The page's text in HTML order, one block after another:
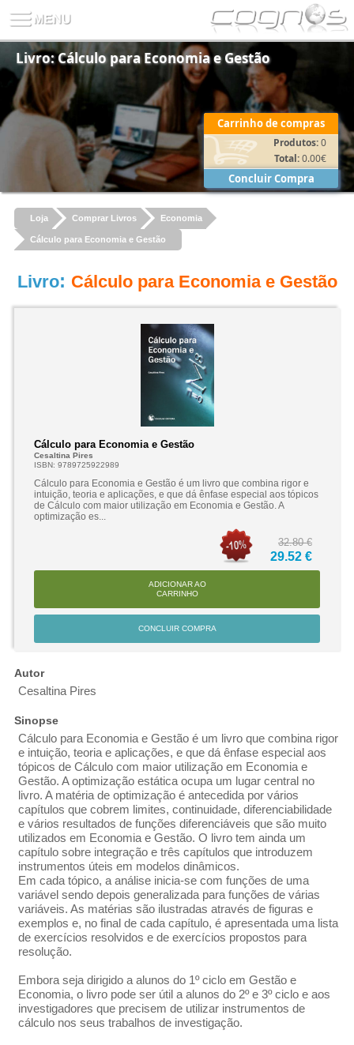
Carrinho de compras
Produtos:0
Total:0.00€
Concluir Compra
Livro: Cálculo para Economia e Gestão
Loja Comprar Livros Economia
Cálculo para Economia e Gestão
Livro: Cálculo para Economia e Gestão
Cálculo para Economia e Gestão
Cesaltina Pires
ISBN: 9789725922989
Cálculo para Economia e Gestão é um livro que combina rigor e
intuição, teoria e aplicações, e que dá ênfase especial aos tópicos
de Cálculo com maior utilização em Economia e Gestão. A
optimização es...
32.80 €
29.52 €
ADICIONAR AO
CARRINHO
CONCLUIR COMPRA
Autor
Cesaltina Pires
Sinopse
Cálculo para Economia e Gestão é um livro que combina rigor
e intuição, teoria e aplicações, e que dá ênfase especial aos
tópicos de Cálculo com maior utilização em Economia e
Gestão. A optimização estática ocupa um lugar central no
livro. A matéria de optimização é antecedida por vários
capítulos que cobrem limites, continuidade, diferenciabilidade
e vários resultados de funções diferenciáveis que são muito
utilizados em Economia e Gestão. O livro tem ainda um
capítulo sobre integração e três capítulos que introduzem
instrumentos úteis em modelos dinâmicos.
Em cada tópico, a análise inicia-se com funções de uma
variável sendo depois generalizada para funções de várias
variáveis. As matérias são ilustradas através de figuras e
exemplos e, no final de cada capítulo, é apresentada uma lista
de exercícios resolvidos e de exercícios propostos para
resolução.
Embora seja dirigido a alunos do 1º ciclo em Gestão e
Economia, o livro pode ser útil a alunos do 2º e 3º ciclo e aos
investigadores que precisem de utilizar instrumentos de
cálculo nos seus trabalhos de investigação.